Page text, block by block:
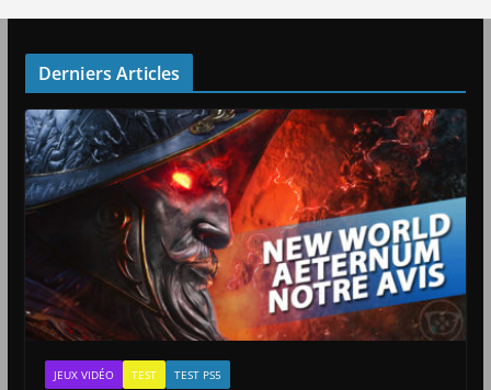
Derniers Articles
JEUX VIDÉO TEST TEST PS5